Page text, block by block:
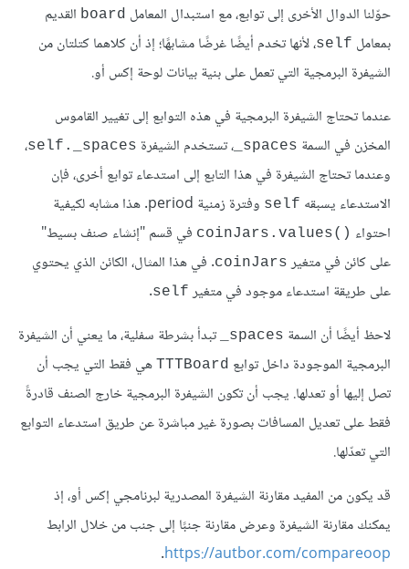
حوّلنا الدوال الأخرى إلى توابع، مع استبدال المعامل board القديم
بمعامل self، لأنها تخدم أيضًا غرضًا مشابهًا؛ إذ أن كلاهما كتلتان من
الشيفرة البرمجية التي تعمل على بنية بيانات لوحة إكس أو.
عندما تحتاج الشيفرة البرمجية في هذه التوابع إلى تغيير القاموس
المخزن في السمة ‎_spaces ، تستخدم الشيفرة self._spaces،
وعندما تحتاج الشيفرة في هذا التابع إلى استدعاء توابع أخرى، فإن
الاستدعاء يسبقه self
وفترة زمنية period. هذا مشابه لكيفية
احتواء coinJars.values()‎‎ في قسم "إنشاء صنف بسيط"
على كائن في متغير coinJars. في هذا المثال، الكائن الذي يحتوي
على طريقة استدعاء موجود في متغير self
.
لاحظ أيضًا أن السمة ‎_spaces
تبدأ بشرطة سفلية، ما يعني أن الشيفرة
البرمجية الموجودة داخل توابع TTTBoard هي فقط التي يجب أن
تصل إليها أو تعدلها. يجب أن تكون الشيفرة البرمجية خارج الصنف قادرةً
فقط على تعديل المسافات بصورة غير مباشرة عن طريق استدعاء التوابع
التي تعدّلها.
قد يكون من المفيد مقارنة الشيفرة المصدرية لبرنامجي إكس أو، إذ
يمكنك مقارنة الشيفرة وعرض مقارنة جنبًا إلى جنب من خلال الرابط
https://autbor.com/compareoop
.